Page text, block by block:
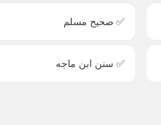
✅ صحيح مسلم
✅ سنن ابن ماجه